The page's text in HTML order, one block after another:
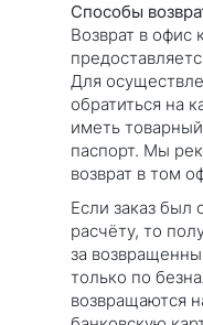
Способы
Возврат в офис
Для
обратиться на
иметь
паспорт. Мы
возврат в том
Если заказ был
расчёту, то
за
только по
возвращаются